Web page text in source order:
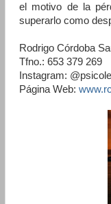
el motivo de la
superarlo como
Rodrigo Córdoba
Tfno.: 653 379 269
Instagram:
Página Web: